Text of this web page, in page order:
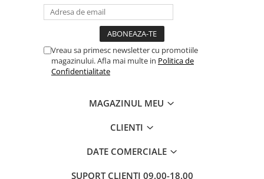
Literatura Universala
Carte Prescolara, Joc
Carti cartonate
Vreau sa primesc newsletter cu promotiile
magazinului. Afla mai multe in Politica de
Confidentialitate
MAGAZINUL MEU
CLIENTI
DATE COMERCIALE
SUPORT CLIENTI 09.00-18.00